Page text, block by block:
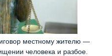
местному жителю —
человека и разбое.